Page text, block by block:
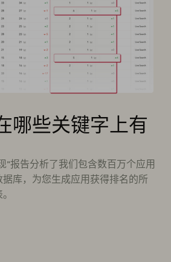
哪些关键字上有
”报告分析了我们包含数百万个应用
库，为您生成应用获得排名的所